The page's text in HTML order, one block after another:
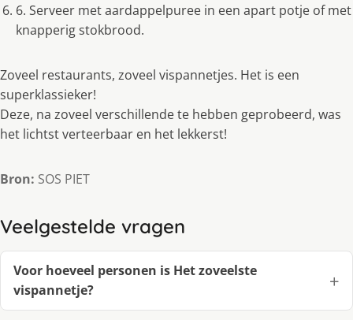
6. Serveer met aardappelpuree in een apart potje of met
knapperig stokbrood.
Zoveel restaurants, zoveel vispannetjes. Het is een
superklassieker!
Deze, na zoveel verschillende te hebben geprobeerd, was
het lichtst verteerbaar en het lekkerst!
Bron: SOS PIET
Veelgestelde vragen
Voor hoeveel personen is Het zoveelste
vispannetje?